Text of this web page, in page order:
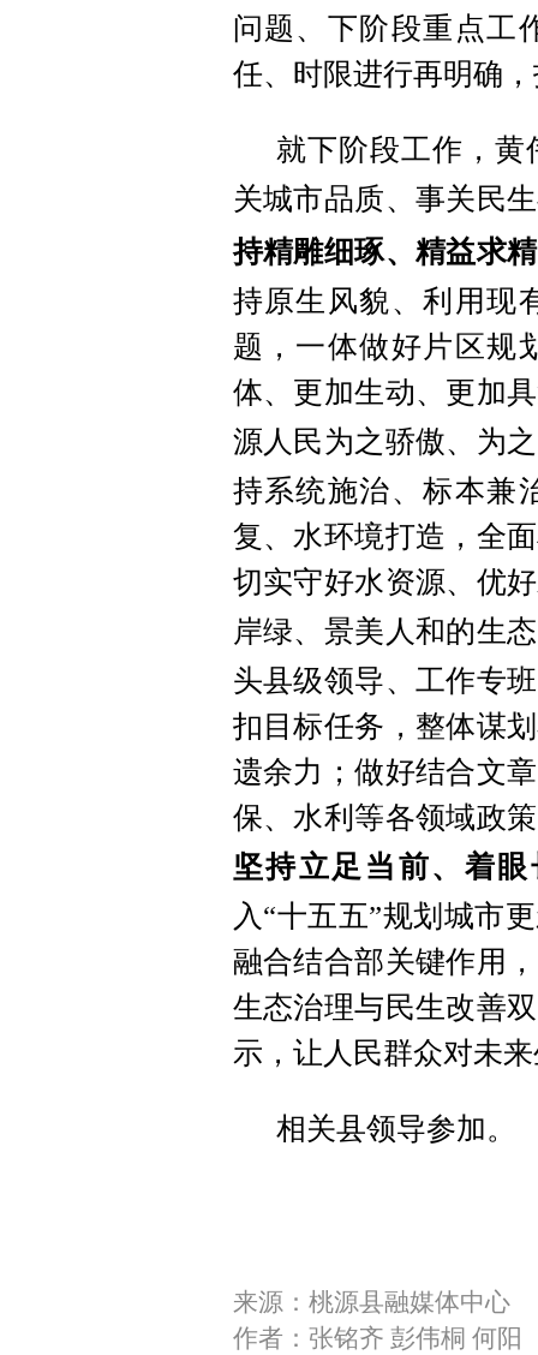
问题、下阶段重点工
任、时限进行再明确
就下阶段工作，
关城市品质、事关民
持精雕细琢、精益求
持原生风貌、利用现
题，一体做好片区规
体、更加生动、更加
源人民为之骄傲、为
持系统施治、标本兼
复、水环境打造，全
切实守好水资源、优
岸绿、景美人和的生
头县级领导、工作专
扣目标任务，整体谋
遗余力；做好结合文
保、水利等各领域政
坚持立足当前、着
入“十五五”规划城市
融合结合部关键作用
生态治理与民生改善
示，让人民群众对未
相关县领导参加。
来源：桃源县融媒体中心
作者：张铭齐 彭伟桐 何阳